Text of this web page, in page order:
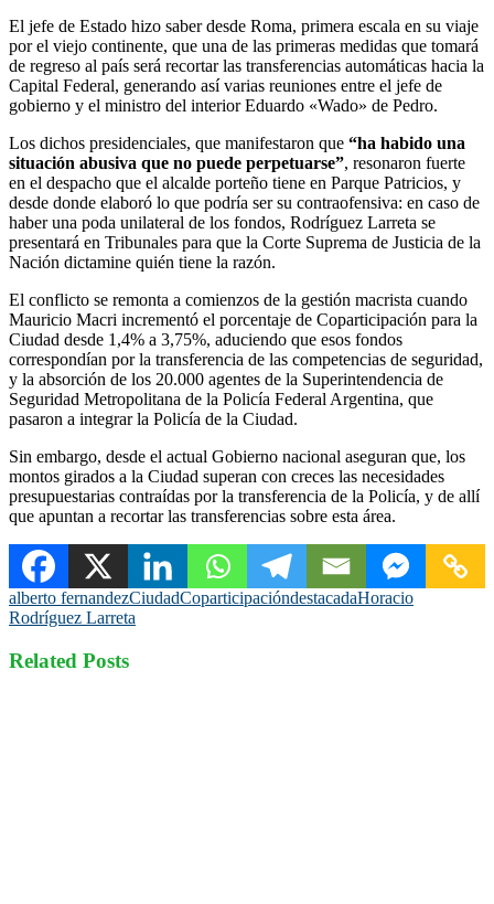
El jefe de Estado hizo saber desde Roma, primera escala en su viaje
por el viejo continente, que una de las primeras medidas que tomará
de regreso al país será recortar las transferencias automáticas hacia la
Capital Federal, generando así varias reuniones entre el jefe de
gobierno y el ministro del interior Eduardo «Wado» de Pedro.
Los dichos presidenciales, que manifestaron que “ha habido una
situación abusiva que no puede perpetuarse”, resonaron fuerte
en el despacho que el alcalde porteño tiene en Parque Patricios, y
desde donde elaboró lo que podría ser su contraofensiva: en caso de
haber una poda unilateral de los fondos, Rodríguez Larreta se
presentará en Tribunales para que la Corte Suprema de Justicia de la
Nación dictamine quién tiene la razón.
El conflicto se remonta a comienzos de la gestión macrista cuando
Mauricio Macri incrementó el porcentaje de Coparticipación para la
Ciudad desde 1,4% a 3,75%, aduciendo que esos fondos
correspondían por la transferencia de las competencias de seguridad,
y la absorción de los 20.000 agentes de la Superintendencia de
Seguridad Metropolitana de la Policía Federal Argentina, que
pasaron a integrar la Policía de la Ciudad.
Sin embargo, desde el actual Gobierno nacional aseguran que, los
montos girados a la Ciudad superan con creces las necesidades
presupuestarias contraídas por la transferencia de la Policía, y de allí
que apuntan a recortar las transferencias sobre esta área.
alberto fernandezCiudadCoparticipacióndestacadaHoracio
Rodríguez Larreta
Related Posts